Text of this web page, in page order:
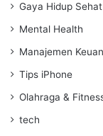
Gaya Hidup Sehat
Mental Health
Manajemen
Tips iPhone
Olahraga &
tech